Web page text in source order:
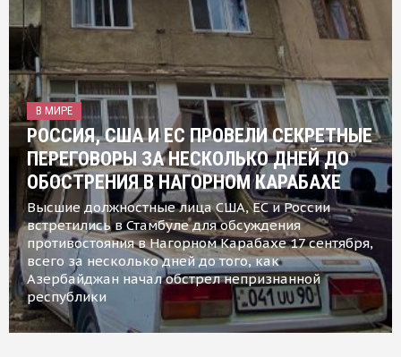
В МИРЕ
РОССИЯ, США И ЕС ПРОВЕЛИ СЕКРЕТНЫЕ
ПЕРЕГОВОРЫ ЗА НЕСКОЛЬКО ДНЕЙ ДО
ОБОСТРЕНИЯ В НАГОРНОМ КАРАБАХЕ
Высшие должностные лица США, ЕС и России
встретились в Стамбуле для обсуждения
противостояния в Нагорном Карабахе 17 сентября,
всего за несколько дней до того, как
Азербайджан начал обстрел непризнанной
республики